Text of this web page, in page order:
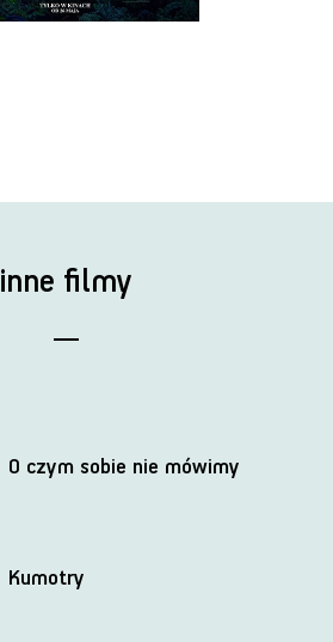
inne filmy
O czym sobie nie mówimy
Kumotry